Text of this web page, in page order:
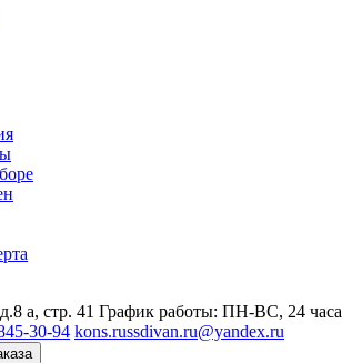
а, стр. 41 График работы: ПН-ВС, 24 часа
30-94 kons.russdivan.ru@yandex.ru